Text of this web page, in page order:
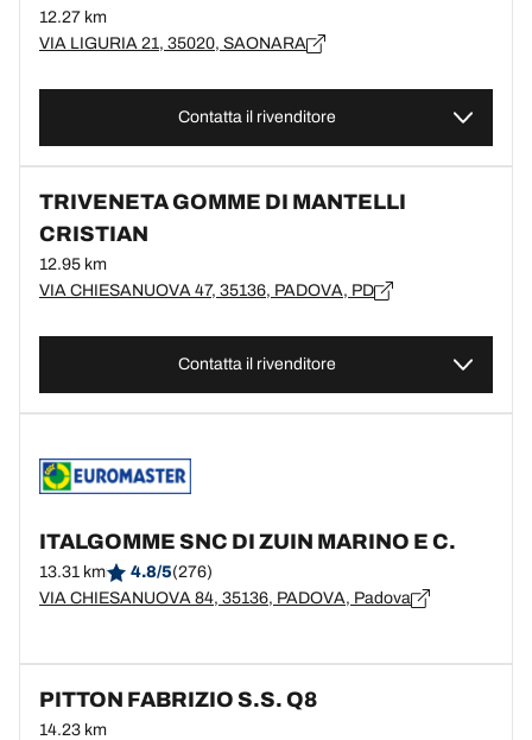
12.27 km
VIA LIGURIA 21, 35020, SAONARA
Contatta il rivenditore
TRIVENETA GOMME DI MANTELLI
CRISTIAN
12.95 km
VIA CHIESANUOVA 47, 35136, PADOVA, PD
Contatta il rivenditore
ITALGOMME SNC DI ZUIN MARINO E C.
13.31 km 4.8/5(276)
VIA CHIESANUOVA 84, 35136, PADOVA, Padova
PITTON FABRIZIO S.S. Q8
14.23 km